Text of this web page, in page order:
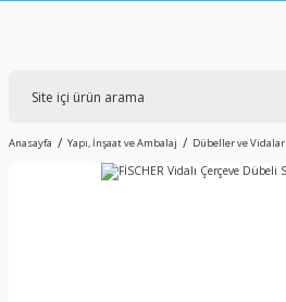
Anasayfa Yapı, İnşaat ve Ambalaj Dübeller ve Vidalar